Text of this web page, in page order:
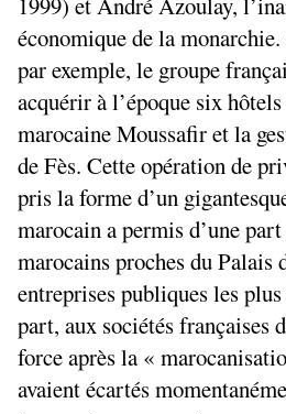
économique de la
par exemple, le groupe
acquérir à l’époque six
marocaine Moussafir et la
de Fès. Cette opération de
pris la forme d’un
marocain a permis d’une
marocains proches du Palais
entreprises publiques les
part, aux sociétés françaises
force après la «
avaient écartés